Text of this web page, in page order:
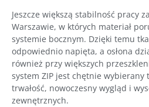
Jeszcze większą stabilność pracy
Warszawie, w których materiał
systemie bocznym. Dzięki temu
odpowiednio napięta, a osłona
również przy większych
system ZIP jest chętnie wybierany
trwałość, nowoczesny wygląd i
zewnętrznych.